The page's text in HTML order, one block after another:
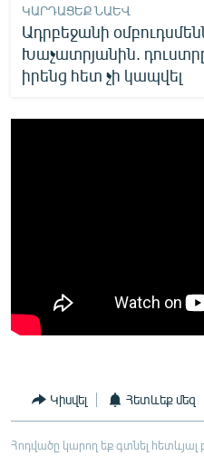
ԿԱՐԴԱՑԵՔ ՆԱԵՎ
Ադրբեջանի
Խաչատրյանին.
իրենց հետ չի կապվել
Կիսվել Հետևեք մեզ
Հոդվածը կարող եք գտնել հետևյալ